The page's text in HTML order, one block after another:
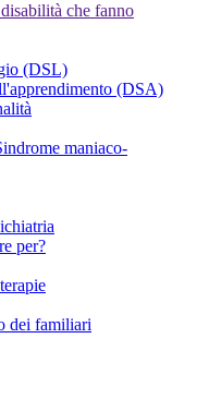
che fanno
(DSL)
(DSA)
maniaco-
per?
dei familiari